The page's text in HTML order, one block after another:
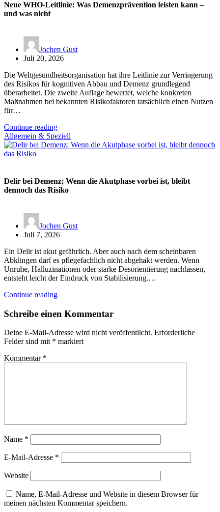
Neue WHO-Leitlinie: Was Demenzprävention leisten kann –
und was nicht
Jochen Gust
Juli 20, 2026
Die Weltgesundheitsorganisation hat ihre Leitlinie zur Verringerung
des Risikos für kognitiven Abbau und Demenz grundlegend
überarbeitet. Die zweite Auflage bewertet, welche konkreten
Maßnahmen bei bekannten Risikofaktoren tatsächlich einen Nutzen
für…
Continue reading
Allgemein & Speziell
Delir bei Demenz: Wenn die Akutphase vorbei ist, bleibt
dennoch das Risiko
Jochen Gust
Juli 7, 2026
Ein Delir ist akut gefährlich. Aber auch nach dem scheinbaren
Abklingen darf es pflegefachlich nicht abgehakt werden. Wenn
Unruhe, Halluzinationen oder starke Desorientierung nachlassen,
entsteht leicht der Eindruck von Stabilisierung.…
Continue reading
Schreibe einen Kommentar
Deine E-Mail-Adresse wird nicht veröffentlicht. Erforderliche
Felder sind mit * markiert
Kommentar *
Name *
E-Mail-Adresse *
Website
Name, E-Mail-Adresse und Website in diesem Browser für
meinen nächsten Kommentar speichern.